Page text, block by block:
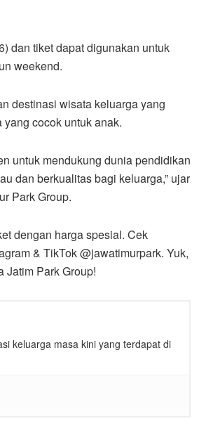
dan tiket dapat digunakan untuk
weekend.
destinasi wisata keluarga yang
cocok untuk anak.
untuk mendukung dunia pendidikan
dan berkualitas bagi keluarga,” ujar
Park Group.
dengan harga spesial. Cek
& TikTok @jawatimurpark. Yuk,
Jatim Park Group!
keluarga masa kini yang terdapat di